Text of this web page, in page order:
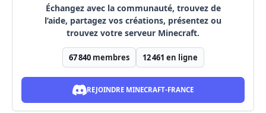
Échangez avec la communauté, trouvez de
l’aide, partagez vos créations, présentez ou
trouvez votre serveur Minecraft.
67 840membres 12 461 en ligne
REJOINDRE MINECRAFT-FRANCE